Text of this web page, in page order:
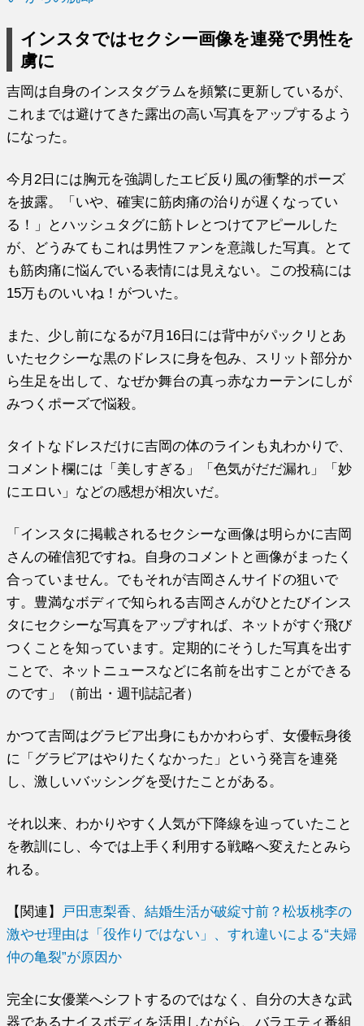
インスタではセクシー画像を連発で男性を
虜に
吉岡は自身のインスタグラムを頻繁に更新しているが、
これまでは避けてきた露出の高い写真をアップするよう
になった。
今月2日には胸元を強調したエビ反り風の衝撃的ポーズ
を披露。「いや、確実に筋肉痛の治りが遅くなってい
る！」とハッシュタグに筋トレとつけてアピールした
が、どうみてもこれは男性ファンを意識した写真。とて
も筋肉痛に悩んでいる表情には見えない。この投稿には
15万ものいいね！がついた。
また、少し前になるが7月16日には背中がパックリとあ
いたセクシーな黒のドレスに身を包み、スリット部分か
ら生足を出して、なぜか舞台の真っ赤なカーテンにしが
みつくポーズで悩殺。
タイトなドレスだけに吉岡の体のラインも丸わかりで、
コメント欄には「美しすぎる」「色気がだだ漏れ」「妙
にエロい」などの感想が相次いだ。
「インスタに掲載されるセクシーな画像は明らかに吉岡
さんの確信犯ですね。自身のコメントと画像がまったく
合っていません。でもそれが吉岡さんサイドの狙いで
す。豊満なボディで知られる吉岡さんがひとたびインス
タにセクシーな写真をアップすれば、ネットがすぐ飛び
つくことを知っています。定期的にそうした写真を出す
ことで、ネットニュースなどに名前を出すことができる
のです」（前出・週刊誌記者）
かつて吉岡はグラビア出身にもかかわらず、女優転身後
に「グラビアはやりたくなかった」という発言を連発
し、激しいバッシングを受けたことがある。
それ以来、わかりやすく人気が下降線を辿っていたこと
を教訓にし、今では上手く利用する戦略へ変えたとみら
れる。
【関連】
戸田恵梨香、結婚生活が破綻寸前？松坂桃李の
激やせ理由は「役作りではない」、すれ違いによる“夫婦
仲の亀裂”が原因か
完全に女優業へシフトするのではなく、自分の大きな武
器であるナイスボディを活用しながら、バラエティ番組